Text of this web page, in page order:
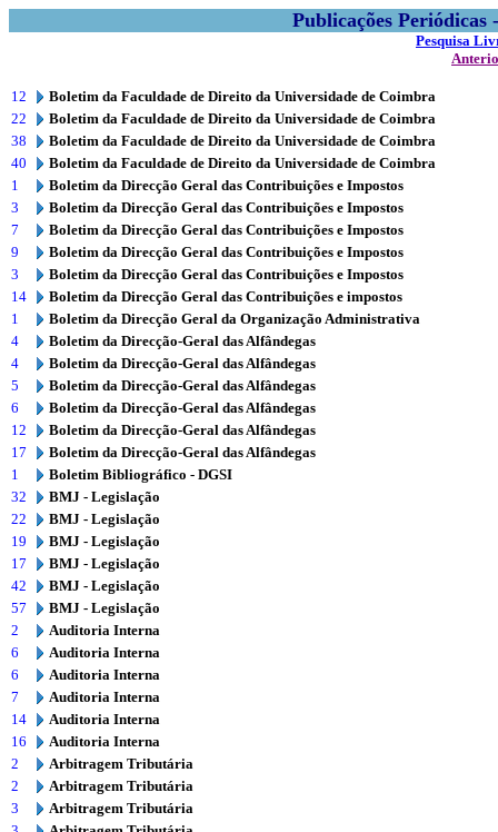
Publicações
Pesquisa
12
Boletim da Faculdade de Direito da Universidade de Coimbra
22
Boletim da Faculdade de Direito da Universidade de Coimbra
38
Boletim da Faculdade de Direito da Universidade de Coimbra
40
Boletim da Faculdade de Direito da Universidade de Coimbra
1
Boletim da Direcção Geral das Contribuições e Impostos
3
Boletim da Direcção Geral das Contribuições e Impostos
7
Boletim da Direcção Geral das Contribuições e Impostos
9
Boletim da Direcção Geral das Contribuições e Impostos
3
Boletim da Direcção Geral das Contribuições e Impostos
14
Boletim da Direcção Geral das Contribuições e impostos
1
Boletim da Direcção Geral da Organização Administrativa
4
Boletim da Direcção-Geral das Alfândegas
4
Boletim da Direcção-Geral das Alfândegas
5
Boletim da Direcção-Geral das Alfândegas
6
Boletim da Direcção-Geral das Alfândegas
12
Boletim da Direcção-Geral das Alfândegas
17
Boletim da Direcção-Geral das Alfândegas
1
Boletim Bibliográfico - DGSI
32
BMJ - Legislação
22
BMJ - Legislação
19
BMJ - Legislação
17
BMJ - Legislação
42
BMJ - Legislação
57
BMJ - Legislação
2
Auditoria Interna
6
Auditoria Interna
6
Auditoria Interna
7
Auditoria Interna
14
Auditoria Interna
16
Auditoria Interna
2
Arbitragem Tributária
2
Arbitragem Tributária
3
Arbitragem Tributária